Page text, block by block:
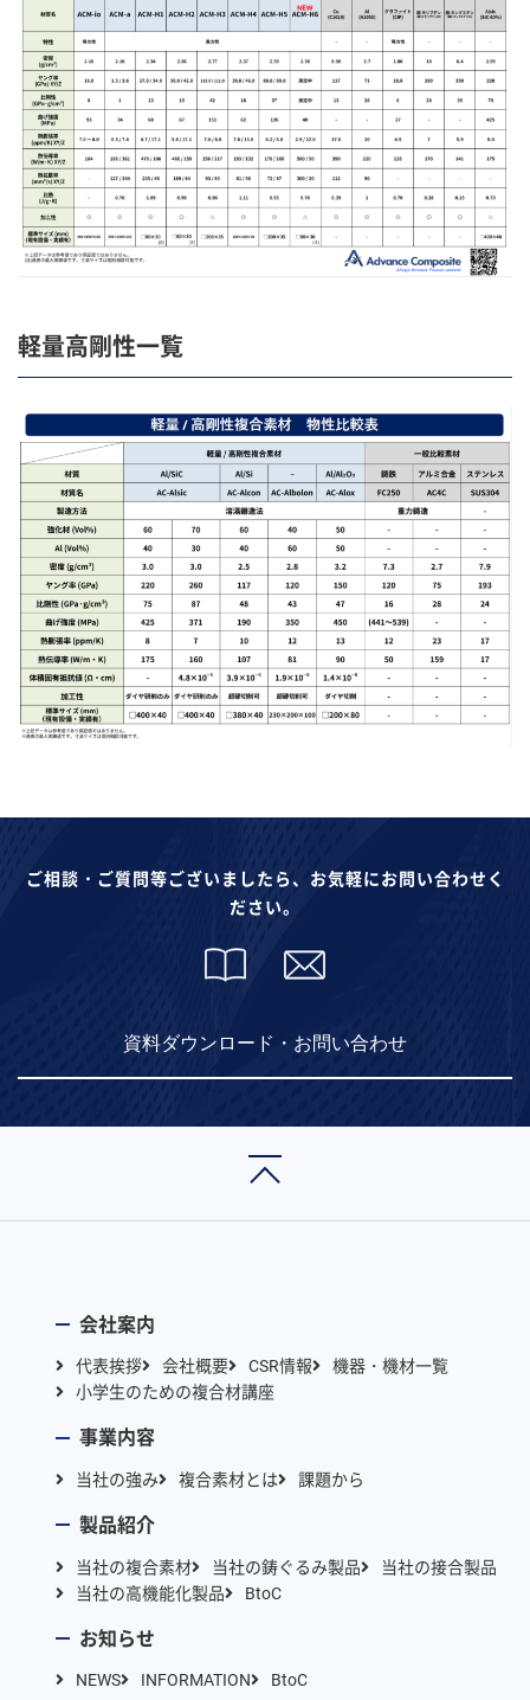
軽量高剛性一覧
ご相談・ご質問等ございましたら、お気軽にお問い合わせく
ださい。
資料ダウンロード・お問い合わせ
会社案内
代表挨拶 会社概要 CSR情報
機器・機材一覧
小学生のための複合材講座
事業内容
当社の強み 複合素材とは 課題から
製品紹介
当社の複合素材 当社の鋳ぐるみ製品
当社の接合製品
当社の高機能化製品
BtoC
お知らせ
NEWS INFORMATION BtoC